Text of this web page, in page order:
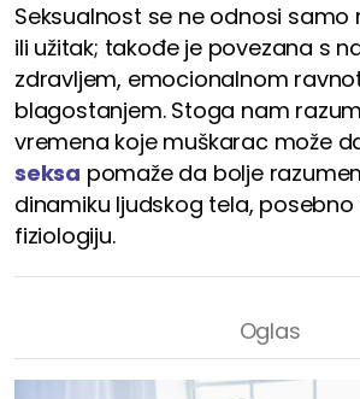
Seksualnost se ne odnosi samo
ili užitak; takođe je povezana s
zdravljem, emocionalnom
blagostanjem. Stoga nam
vremena koje muškarac može
seksa pomaže da bolje
dinamiku ljudskog tela, posebno
fiziologiju.